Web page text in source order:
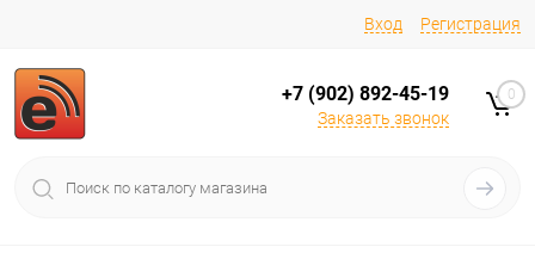
Вход Регистрация
+7 (902) 892-45-19
Заказать звонок
0